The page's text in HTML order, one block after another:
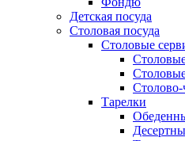
Детская посуда
Столовая посуда
Столовые
Тарелки